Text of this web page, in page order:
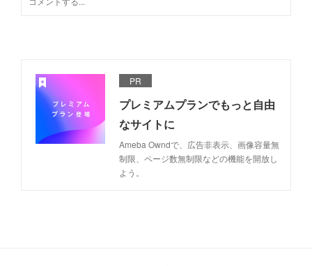
PR
プレミアムプランでもっと自由
なサイトに
Ameba Owndで、広告非表示、画像容量無
制限、ページ数無制限などの機能を開放し
よう。